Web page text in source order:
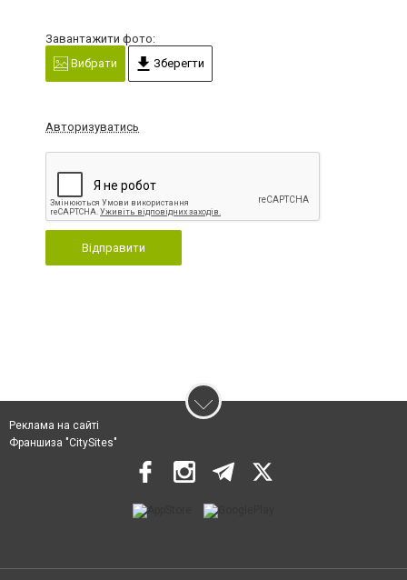
Завантажити фото:
Вибрати
Зберегти
Авторизуватись
Відправити
Реклама на сайті
Франшиза "CitySites"